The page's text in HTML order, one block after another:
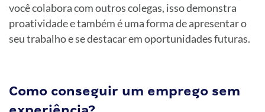
você colabora com outros colegas, isso demonstra
proatividade e também é uma forma de apresentar o
seu trabalho e se destacar em oportunidades futuras.
Como conseguir um emprego sem